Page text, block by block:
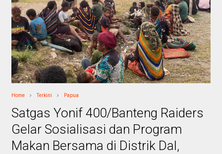
Home Terkini Papua
Satgas Yonif 400/Banteng Raiders
Gelar Sosialisasi dan Program
Makan Bersama di Distrik Dal,